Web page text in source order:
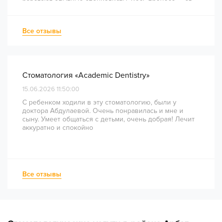
непростое перелечивание каналов прошло
комфортно и безболезненно. Рекомендую всем, кто
Все отзывы
Стоматология «Academic Dentistry»
15.06.2026 11:50:00
С ребенком ходили в эту стоматологию, были у
доктора Абдулаевой. Очень понравилась и мне и
сыну. Умеет общаться с детьми, очень добрая! Лечит
аккуратно и спокойно
Все отзывы